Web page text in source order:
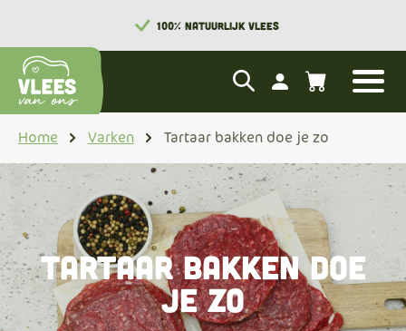
100% NATUURLIJK VLEES
Home Varken Tartaar bakken doe je zo
Tartaar bakken doe
je zo